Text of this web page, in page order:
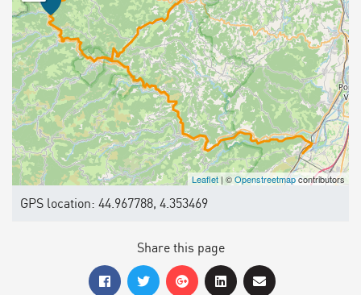
Leaflet | ©Openstreetmapcontributors
GPS location: 44.967788, 4.353469
Share this page